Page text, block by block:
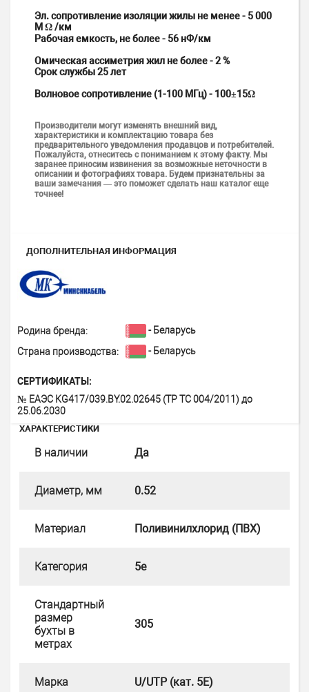
Эл. сопротивление изоляции жилы не менее - 5 000
М Ω /км
Рабочая емкость, не более - 56 нФ/км
Омическая ассиметрия жил не более - 2 %
Срок службы 25 лет
Волновое сопротивление (1-100 МГц) - 100±15Ω
Производители могут изменять внешний вид,
характеристики и комплектацию товара без
предварительного уведомления продавцов и потребителей.
Пожалуйста, отнеситесь с пониманием к этому факту. Мы
заранее приносим извинения за возможные неточности в
описании и фотографиях товара. Будем признательны за
ваши замечания — это поможет сделать наш каталог еще
точнее!
ДОПОЛНИТЕЛЬНАЯ ИНФОРМАЦИЯ
Родина бренда:
- Беларусь
Страна производства:
- Беларусь
СЕРТИФИКАТЫ:
№ ЕАЭС KG417/039.BY.02.02645 (ТР ТС 004/2011) до
25.06.2030
ХАРАКТЕРИСТИКИ
В наличии Да
Диаметр, мм 0.52
Материал Поливинилхлорид (ПВХ)
Категория 5e
Стандартный
размер
бухты в
метрах
305
Марка U/UTP (кат. 5Е)